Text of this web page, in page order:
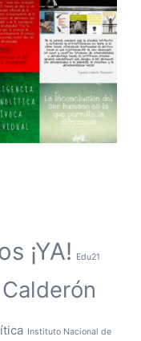
¡YA! Edu21
Instituto Nacional de